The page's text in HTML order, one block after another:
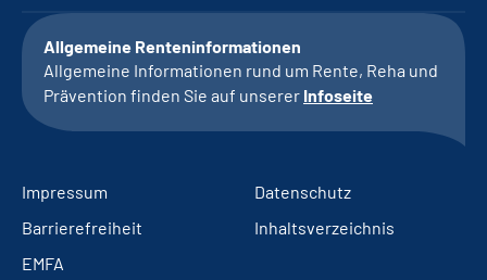
Allgemeine Renteninformationen
Allgemeine Informationen rund um Rente, Reha und
Prävention finden Sie auf unserer Infoseite
Impressum
Datenschutz
Barrierefreiheit
Inhaltsverzeichnis
EMFA